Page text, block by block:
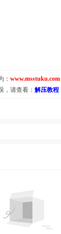
： www.msstuku.com
，请查看： 解压教程